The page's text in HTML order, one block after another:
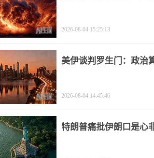
2026-08-04 15:25:13
美伊谈判罗生门：政治
2026-08-04 14:45:46
特朗普痛批伊朗口是心